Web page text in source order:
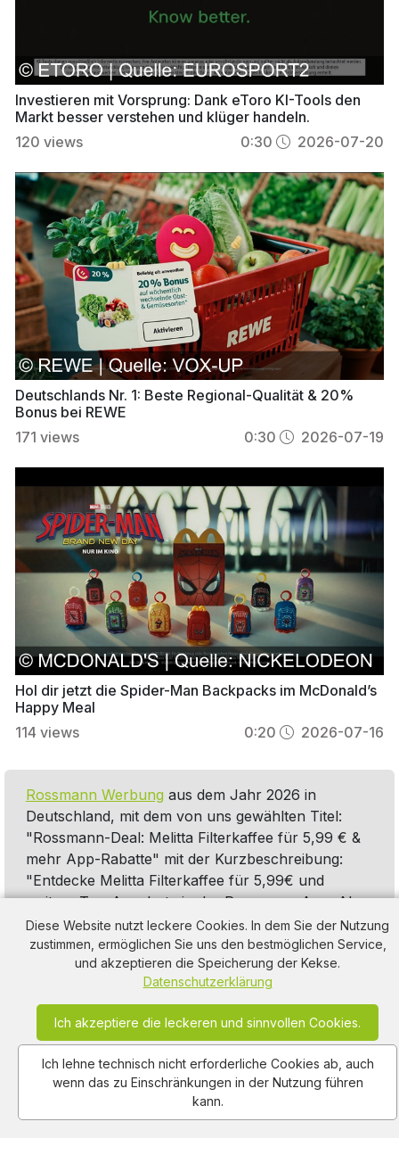
Diese Website nutzt leckere Cookies. In dem Sie der Nutzung
zustimmen, ermöglichen Sie uns den bestmöglichen Service,
und akzeptieren die Speicherung der Kekse.
Datenschutzerklärung
Ich akzeptiere die leckeren und sinnvollen Cookies.
Ich lehne technisch nicht erforderliche Cookies ab, auch
wenn das zu Einschränkungen in der Nutzung führen
kann.
Investieren mit Vorsprung: Dank eToro KI-Tools den
Markt besser verstehen und klüger handeln.
120 views 0:30 2026-07-20
Deutschlands Nr. 1: Beste Regional-Qualität & 20%
Bonus bei REWE
171 views 0:30 2026-07-19
Hol dir jetzt die Spider-Man Backpacks im McDonald’s
Happy Meal
114 views 0:20 2026-07-16
Rossmann Werbung aus dem Jahr 2026 in
Deutschland, mit dem von uns gewählten Titel:
"Rossmann-Deal: Melitta Filterkaffee für 5,99 € &
mehr App-Rabatte" mit der Kurzbeschreibung:
"Entdecke Melitta Filterkaffee für 5,99€ und
weitere Top-Angebote in der Rossmann-App. Ab
zu Rossmann!". Diese Werbung thematisiert oder
beinhaltet die Kategorie/nKaffee ,Rabatt,Apps,
Lebensmittel-Werbung.